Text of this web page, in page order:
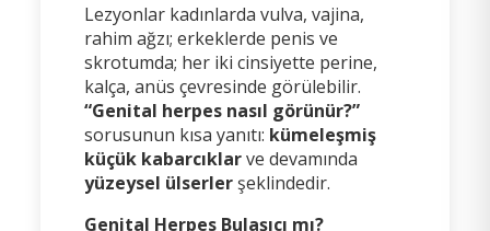
Lezyonlar kadınlarda vulva, vajina,
rahim ağzı; erkeklerde penis ve
skrotumda; her iki cinsiyette perine,
kalça, anüs çevresinde görülebilir.
“Genital herpes nasıl görünür?”
sorusunun kısa yanıtı: kümeleşmiş
küçük kabarcıklarve devamında
yüzeysel ülserlerşeklindedir.
Genital Herpes Bulaşıcı mı?